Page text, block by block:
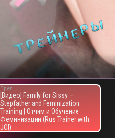
Пред.
[Видео] Family for Sissy –
Stepfather and Feminization
Training | Отчим и Обучение
Феминизации (Rus Trainer with
JOI)